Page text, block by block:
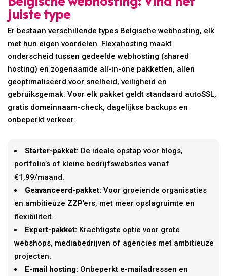
juiste type
Er bestaan verschillende types Belgische webhosting, elk
met hun eigen voordelen. Flexahosting maakt
onderscheid tussen gedeelde webhosting (shared
hosting) en zogenaamde all-in-one pakketten, allen
geoptimaliseerd voor snelheid, veiligheid en
gebruiksgemak. Voor elk pakket geldt standaard autoSSL,
gratis domeinnaam-check, dagelijkse backups en
onbeperkt verkeer.
Starter-pakket: De ideale opstap voor blogs,
portfolio’s of kleine bedrijfswebsites vanaf
€1,99/maand.
Geavanceerd-pakket: Voor groeiende organisaties
en ambitieuze ZZP’ers, met meer opslagruimte en
flexibiliteit.
Expert-pakket: Krachtigste optie voor grote
webshops, mediabedrijven of agencies met ambitieuze
projecten.
E-mail hosting: Onbeperkt e-mailadressen en